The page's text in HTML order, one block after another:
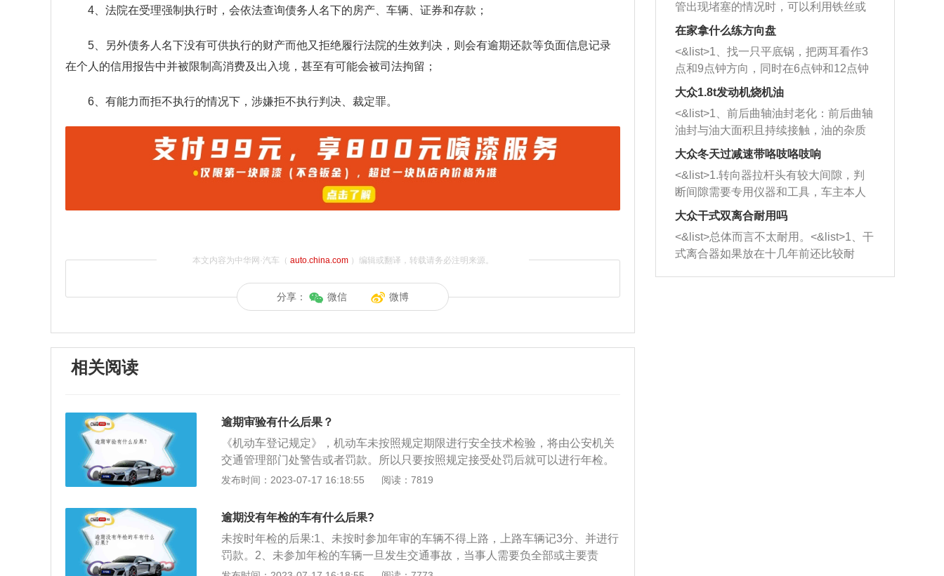
4、法院在受理强制执行时，会依法查询债务人名下的房产、车辆、证券和存款；
5、另外债务人名下没有可供执行的财产而他又拒绝履行法院的生效判决，则会有逾期还款等负面信息记录
在个人的信用报告中并被限制高消费及出入境，甚至有可能会被司法拘留；
6、有能力而拒不执行的情况下，涉嫌拒不执行判决、裁定罪。
本文内容为中华网·汽车（ auto.china.com）编辑或翻译，转载请务必注明来源。
分享： 微信 微博
相关阅读
逾期审验有什么后果？
《机动车登记规定》，机动车未按照规定期限进行安全技术检验，将由公安机关
交通管理部门处警告或者罚款。所以只要按照规定接受处罚后就可以进行年检。
关于车辆年审的相关信息如下：1、简介：车辆年审（Vehicles-inspection），又
查项目：根据RB/T218-2017《检验检测机构资质认定能力评价机动车检验机构
要求》的定义，机动车检验包括：机动车安全技术检验、机动车排放检验、汽车
综合性能检验三类。
发布时间：2023-07-17 16:18:55 阅读：7819
逾期没有年检的车有什么后果?
未按时年检的后果:1、未按时参加年审的车辆不得上路，上路车辆记3分、并进行
罚款。2、未参加年检的车辆一旦发生交通事故，当事人需要负全部或主要责
任，保险公司不赔。3、未按时参加年审上路属于非法驾驶，可以做扣车处理。
管出现堵塞的情况时，可以利用铁丝或
者是细棍，直接将杂物给取出来，如果
堵塞情况比较严重，也可以采取应急措
施。 <&list>2、直接利用木棍将所有的
杂物推到排气管里面的位置处，然后将
三元催化器拆解开，就可以将堵塞的东
西取出来。但如果是因为积碳过多引起
的堵塞，就需要将三元催化器泡在草酸
洗剂对堵塞的情况得到解决，将清洗剂
放在燃油箱中，与燃油混合后，车辆启
动时，就可以和汽油一起进入到燃烧
室，最后形成废气排出，就可以让三元
催化器得到清洗，排气管堵塞的情况就
能够得到解决。
在家拿什么练方向盘
<&list>1、找一只平底锅，把两耳看作3
点和9点钟方向，同时在6点钟和12点钟
方向做一个标记。 <&list>2、双手握住
一圈半的练习，往右同样也要打相同的
圈数。 <&list>3、最后强调要反复练
习，这样就可以形成肌肉记忆，在真实
驾驶车辆时，不需要记忆也能打好方
向。
大众1.8t发动机烧机油
<&list>1、前后曲轴油封老化：前后曲轴
油封与油大面积且持续接触，油的杂质
和发动机内持续温度变化使其密封效果
逐渐减弱，导致渗油或漏油。<&list>2、
活塞间隙过大：积碳会使活塞环与缸体
的间隙扩大，导致机油流入燃烧室中，
造成烧机油。<&list>3、机油粘度。使用
机油粘度过小的话，同样会有烧机油现
象，机油粘度过小具有很好的流动性，
大众冬天过减速带咯吱咯吱响
<&list>1.转向器拉杆头有较大间隙，判
断间隙需要专用仪器和工具，车主本人
无法制作，需要将车辆送到修理厂或4s
店；<&list>2.车辆半轴套管防尘罩破
裂，破裂后会出现漏油现象，使半轴磨
损严重，磨损的半轴容易损坏，产生异
响；<&list>3.稳定器的转向胶套和球头
大众干式双离合耐用吗
<&list>总体而言不太耐用。<&list>1、干
式离合器如果放在十几年前还比较耐